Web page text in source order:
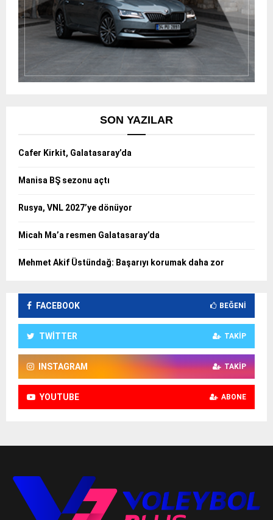
SON YAZILAR
Cafer Kirkit, Galatasaray’da
Manisa BŞ sezonu açtı
Rusya, VNL 2027’ye dönüyor
Micah Ma’a resmen Galatasaray’da
Mehmet Akif Üstündağ: Başarıyı korumak daha zor
FACEBOOK BEĞENI
TWITTER TAKIP
INSTAGRAM TAKIP
YOUTUBE ABONE